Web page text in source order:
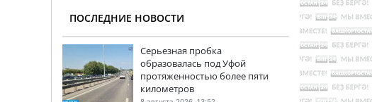
ПОСЛЕДНИЕ НОВОСТИ
Серьезная пробка
образовалась под Уфой
протяженностью более пяти
километров